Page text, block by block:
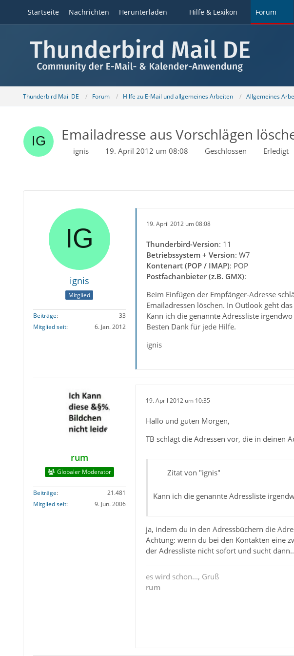
Startseite Nachrichten Herunterladen Hilfe & Lexikon Forum
Thunderbird Mail DE Forum Hilfe zu E-Mail und allgemeines Arbeiten Allgemeines
Emailadresse aus Vorschlägen
ignis 19. April 2012 um 08:08 Geschlossen Erledigt
ignis
Mitglied
Beiträge
33
Mitglied seit
6. Jan. 2012
19. April 2012 um 08:08
Thunderbird-Version: 11
Betriebssystem + Version: W7
Kontenart (POP / IMAP): POP
Postfachanbieter (z.B. GMX):
Beim Einfügen der Empfänger-Adresse
Emailadressen löschen. In Outlook geht das
Kann ich die genannte Adressliste
Besten Dank für jede Hilfe.
ignis
rum
Globaler Moderator
Beiträge
21.481
Mitglied seit
9. Jun. 2006
19. April 2012 um 10:35
Hallo und guten Morgen,
TB schlägt die Adressen vor, die in deinen
Zitat von "ignis"
Kann ich die genannte Adressliste
ja, indem du in den Adressbüchern die
Achtung: wenn du bei den Kontakten eine
der Adressliste nicht sofort und sucht
es wird schon..., Gruß
rum